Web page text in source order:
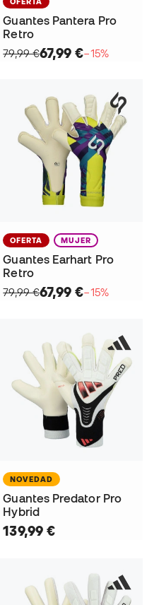
Guantes Pantera Pro
Retro
79,99 €67,99 €−15%
OFERTA MUJER
Guantes Earhart Pro
Retro
79,99 €67,99 €−15%
NOVEDAD
Guantes Predator Pro
Hybrid
139,99 €